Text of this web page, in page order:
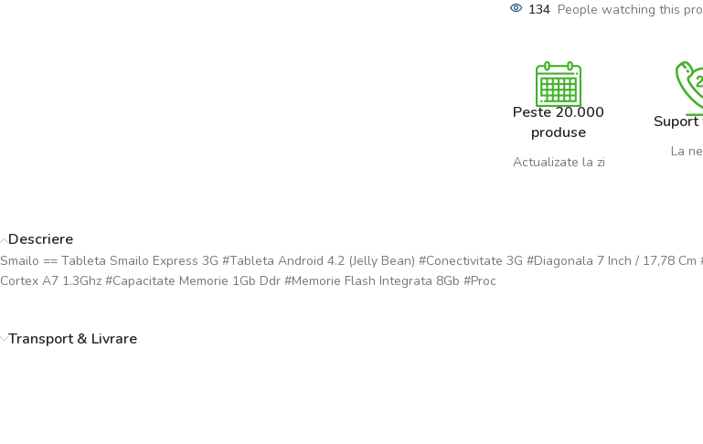
134 People watching this
Peste 20.000
produse
Actualizate la zi
La
Descriere
Smailo == Tableta Smailo Express 3G #Tableta Android 4.2 (Jelly Bean) #Conectivitate 3G #Diagonala 7 Inch / 17,78
Cortex A7 1.3Ghz #Capacitate Memorie 1Gb Ddr #Memorie Flash Integrata 8Gb #Proc
Transport & Livrare